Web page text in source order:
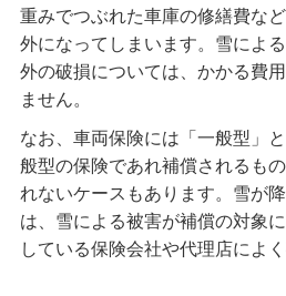
重みでつぶれた車庫の修繕費な
外になってしまいます。雪によ
外の破損については、かかる費
ません。
なお、車両保険には「一般型」
般型の保険であれ補償されるも
れないケースもあります。雪が
は、雪による被害が補償の対象
している保険会社や代理店によ